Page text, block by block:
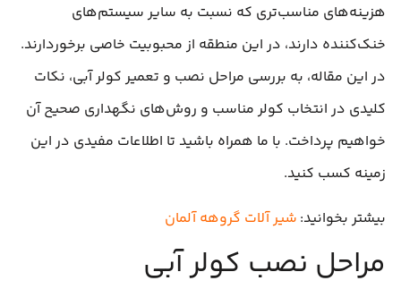
هزینه‌های مناسب‌تری که نسبت به سایر سیستم‌های
خنک‌کننده دارند، در این منطقه از محبوبیت خاصی برخوردارند.
در این مقاله، به بررسی مراحل نصب و تعمیر کولر آبی، نکات
کلیدی در انتخاب کولر مناسب و روش‌های نگهداری صحیح آن
خواهیم پرداخت. با ما همراه باشید تا اطلاعات مفیدی در این
زمینه کسب کنید.
بیشتر بخوانید: شیر آلات گروهه آلمان
مراحل نصب کولر آبی